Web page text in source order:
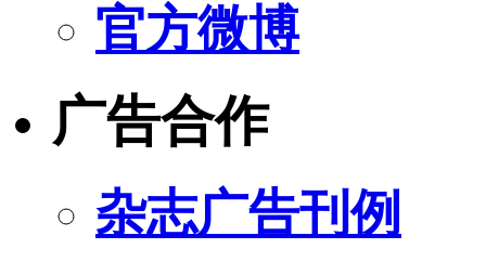
官方微博
广告合作
杂志广告刊例